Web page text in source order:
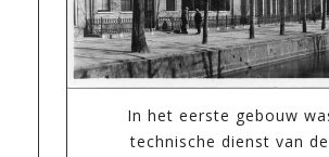
In het eerste gebouw
technische dienst van